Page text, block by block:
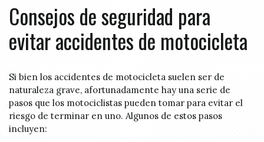
Consejos de seguridad para
evitar accidentes de motocicleta
Si bien los accidentes de motocicleta suelen ser de
naturaleza grave, afortunadamente hay una serie de
pasos que los motociclistas pueden tomar para evitar el
riesgo de terminar en uno. Algunos de estos pasos
incluyen: